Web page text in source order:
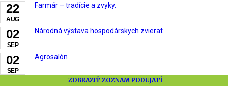
22
AUG
Farmár – tradície a zvyky.
02
SEP
Národná výstava hospodárskych zvierat
02
SEP
Agrosalón
ZOBRAZIŤ ZOZNAM PODUJATÍ